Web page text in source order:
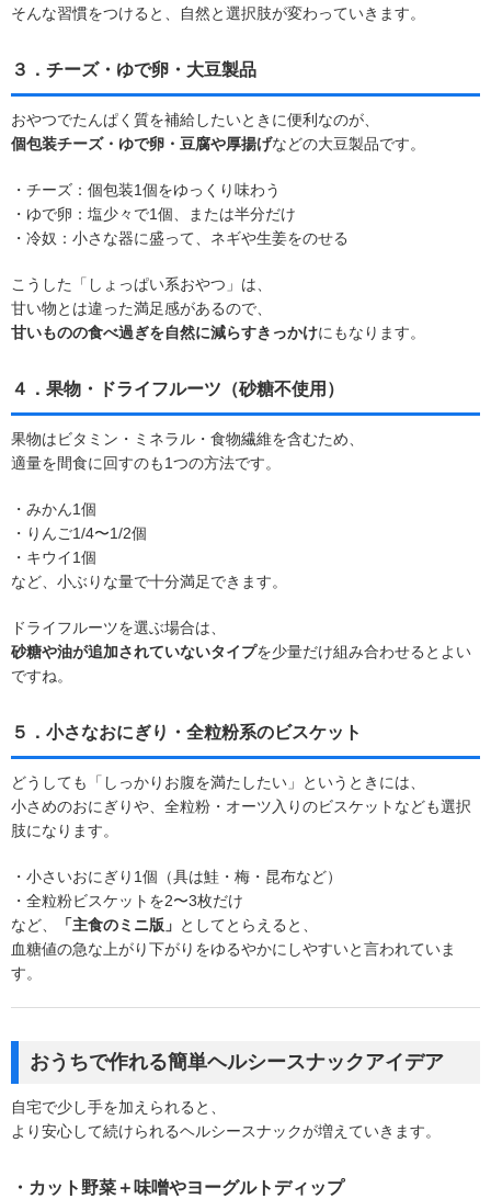
そんな習慣をつけると、自然と選択肢が変わっていきます。
３．チーズ・ゆで卵・大豆製品
おやつでたんぱく質を補給したいときに便利なのが、
個包装チーズ・ゆで卵・豆腐や厚揚げなどの大豆製品です。
・チーズ：個包装1個をゆっくり味わう
・ゆで卵：塩少々で1個、または半分だけ
・冷奴：小さな器に盛って、ネギや生姜をのせる
こうした「しょっぱい系おやつ」は、
甘い物とは違った満足感があるので、
甘いものの食べ過ぎを自然に減らすきっかけにもなります。
４．果物・ドライフルーツ（砂糖不使用）
果物はビタミン・ミネラル・食物繊維を含むため、
適量を間食に回すのも1つの方法です。
・みかん1個
・りんご1/4〜1/2個
・キウイ1個
など、小ぶりな量で十分満足できます。
ドライフルーツを選ぶ場合は、
砂糖や油が追加されていないタイプを少量だけ組み合わせるとよい
ですね。
５．小さなおにぎり・全粒粉系のビスケット
どうしても「しっかりお腹を満たしたい」というときには、
小さめのおにぎりや、全粒粉・オーツ入りのビスケットなども選択
肢になります。
・小さいおにぎり1個（具は鮭・梅・昆布など）
・全粒粉ビスケットを2〜3枚だけ
など、
「主食のミニ版」 としてとらえると、
血糖値の急な上がり下がりをゆるやかにしやすいと言われていま
す。
おうちで作れる簡単ヘルシースナックアイデア
自宅で少し手を加えられると、
より安心して続けられるヘルシースナックが増えていきます。
・カット野菜＋味噌やヨーグルトディップ